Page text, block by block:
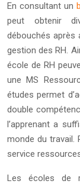
En consultant un
peut obtenir
débouchés après
gestion des RH.
école de RH
une MS
études permet
double
l’apprenant a
monde du travail.
service
Les écoles de